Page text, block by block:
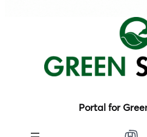
Portal for